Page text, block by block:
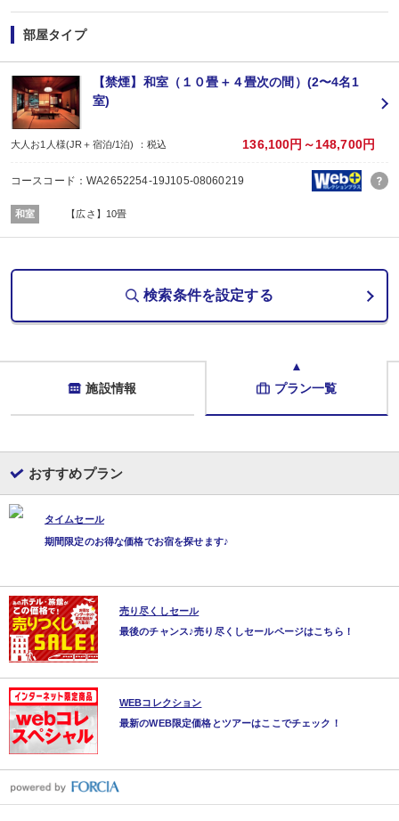
【お楽しみメニュー】
・誕生日・結婚記念日・賀寿など記念日の前後14日間のお客様に、全員に赤飯
※記念日の前後14日が宿泊期間中に含まれる場合に限ります。証明できるもの
※記念日の内容（例：誕生日）、記念日の対象者（名前）、記念日の日にちを
■夕食
場所:
部屋食
内容:
■朝食
場所:
部屋食
内容:
部屋タイプ
【禁煙】和室（１０畳＋４畳次の間）(2〜4名1
室)
大人お1人様(JR＋宿泊/1泊) ：税込 136,100円～148,700円
コースコード：WA2652254-19J105-08060219
和室 【広さ】10畳
検索条件を設定する
施設情報 プラン一覧
おすすめプラン
タイムセール
期間限定のお得な価格でお宿を探せます♪
売り尽くしセール
最後のチャンス♪売り尽くしセールページはこちら！
WEBコレクション
最新のWEB限定価格とツアーはここでチェック！